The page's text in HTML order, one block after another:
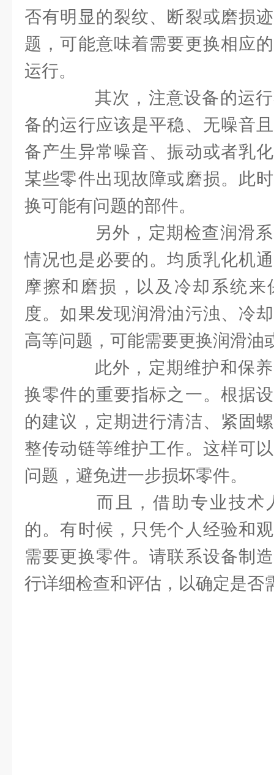
否有明显的裂纹、断裂或磨损
题，可能意味着需要更换相应
运行。
其次，注意设备的运行
备的运行应该是平稳、无噪音
备产生异常噪音、振动或者乳
某些零件出现故障或磨损。此
换可能有问题的部件。
另外，定期检查润滑系
情况也是必要的。均质乳化机
摩擦和磨损，以及冷却系统
度。如果发现润滑油污浊、冷
高等问题，可能需要更换润滑油
此外，定期维护和保养
换零件的重要指标之一。根据
的建议，定期进行清洁、紧固
整传动链等维护工作。这样可
问题，避免进一步损坏零件。
而且，借助专业技术
的。有时候，只凭个人经验和
需要更换零件。请联系设备制
行详细检查和评估，以确定是否